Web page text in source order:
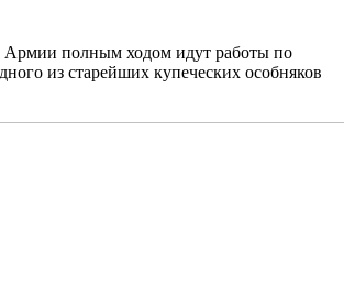
полным ходом идут работы по
из старейших купеческих особняков